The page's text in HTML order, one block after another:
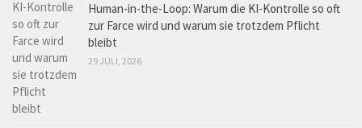
Human-in-the-Loop: Warum die KI-Kontrolle so oft
zur Farce wird und warum sie trotzdem Pflicht
bleibt
29 JULI, 2026